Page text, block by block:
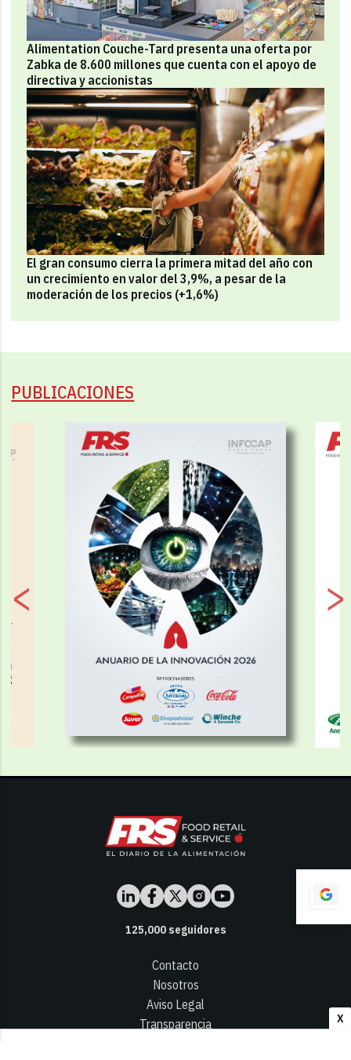
X
Alimentation Couche-Tard presenta una oferta por
Zabka de 8.600 millones que cuenta con el apoyo de
directiva y accionistas
El gran consumo cierra la primera mitad del año con
un crecimiento en valor del 3,9%, a pesar de la
moderación de los precios (+1,6%)
PUBLICACIONES
125,000seguidores
Contacto
Nosotros
Aviso Legal
Transparencia